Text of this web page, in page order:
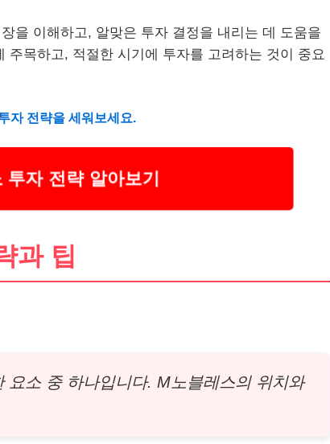
을 이해하고, 알맞은 투자 결정을 내리는 데 도움을
주목하고, 적절한 시기에 투자를 고려하는 것이 중요
자 전략을 세워보세요.
투자 전략 알아보기
과 팁
요소 중 하나입니다. M노블레스의 위치와